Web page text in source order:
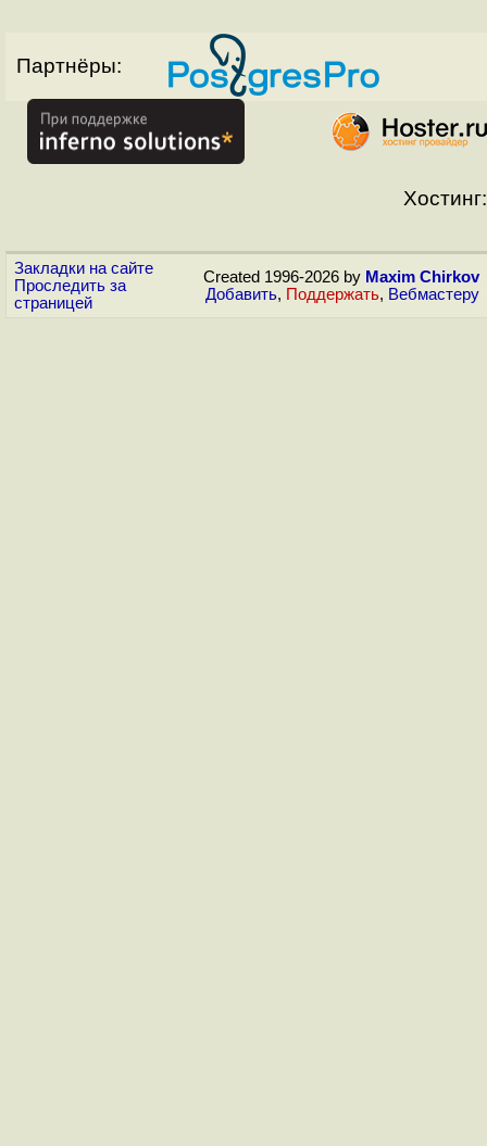
Партнёры:
Хостинг:
Закладки на сайте
Проследить за
страницей
Created 1996-2026 by Maxim Chirkov
Добавить, Поддержать, Вебмастеру